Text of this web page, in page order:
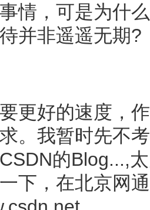
情，可是为什
并非遥遥无期?
更好的速度，
。我暂时先不
的Blog...,
下，在北京网